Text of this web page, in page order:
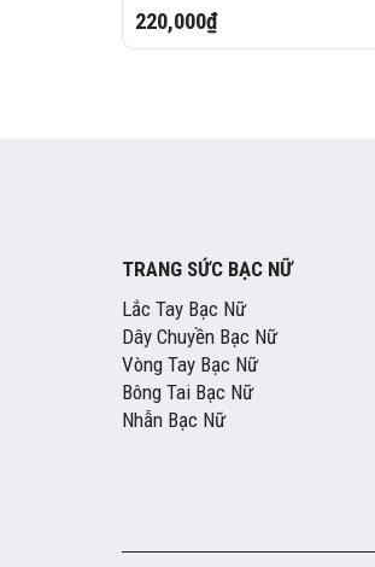
220,000₫
TRANG SỨC BẠC NỮ
Lắc Tay Bạc Nữ
Dây Chuyền Bạc Nữ
Vòng Tay Bạc Nữ
Bông Tai Bạc Nữ
Nhẫn Bạc Nữ